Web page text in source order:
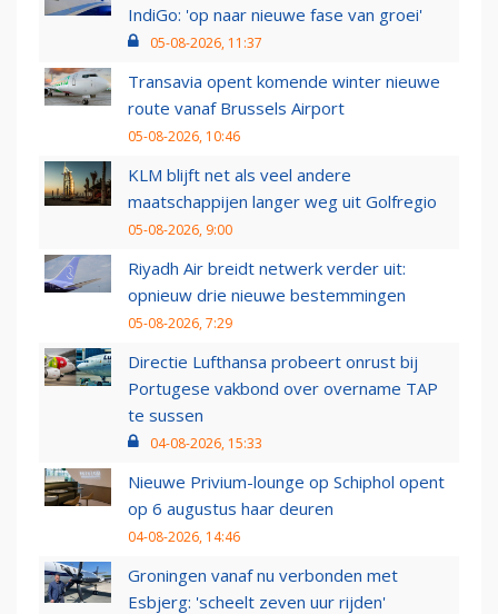
IndiGo: 'op naar nieuwe fase van groei'
05-08-2026, 11:37
Transavia opent komende winter nieuwe
route vanaf Brussels Airport
05-08-2026, 10:46
KLM blijft net als veel andere
maatschappijen langer weg uit Golfregio
05-08-2026, 9:00
Riyadh Air breidt netwerk verder uit:
opnieuw drie nieuwe bestemmingen
05-08-2026, 7:29
Directie Lufthansa probeert onrust bij
Portugese vakbond over overname TAP
te sussen
04-08-2026, 15:33
Nieuwe Privium-lounge op Schiphol opent
op 6 augustus haar deuren
04-08-2026, 14:46
Groningen vanaf nu verbonden met
Esbjerg: 'scheelt zeven uur rijden'